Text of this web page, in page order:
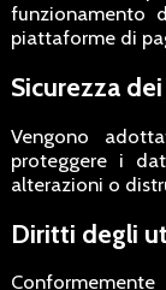
funzionamento
piattaforme di
Sicurezza
Vengono
proteggere i
alterazioni o
Diritti degli